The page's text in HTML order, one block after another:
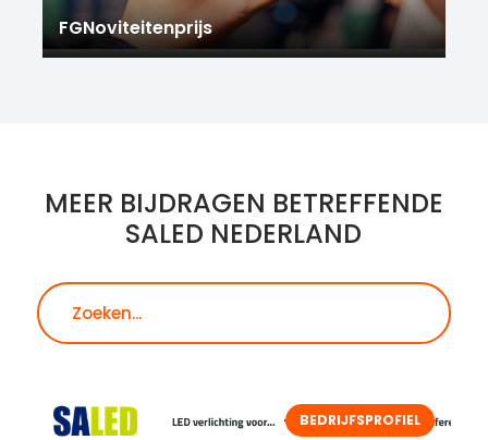
FGNoviteitenprijs
MEER BIJDRAGEN BETREFFENDE
SALED NEDERLAND
BEDRIJFSPROFIEL